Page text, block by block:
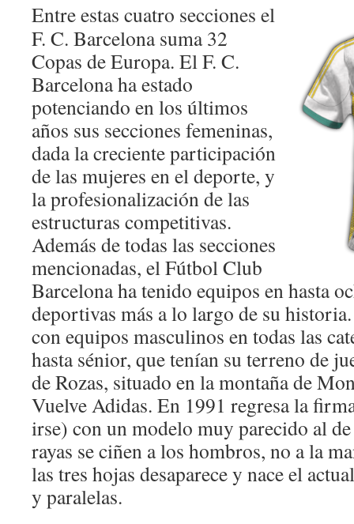
Entre estas cuatro secciones el
F. C. Barcelona suma 32
Copas de Europa. El F. C.
Barcelona ha estado
potenciando en los últimos
años sus secciones femeninas,
dada la creciente participación
de las mujeres en el deporte, y
la profesionalización de las
estructuras competitivas.
Además de todas las secciones
mencionadas, el Fútbol Club
Barcelona ha tenido equipos en hasta
deportivas más a lo largo de su
con equipos masculinos en todas las
hasta sénior, que tenían su terreno de
de Rozas, situado en la montaña de
Vuelve Adidas. En 1991 regresa la
irse) con un modelo muy parecido al
rayas se ciñen a los hombros, no a la
las tres hojas desaparece y nace el
y paralelas.